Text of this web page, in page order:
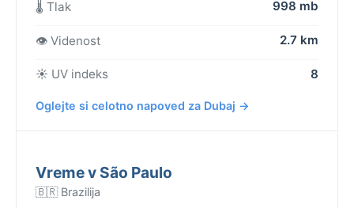
🌡️ Tlak 998 mb
👁️ Videnost 2.7 km
☀️ UV indeks 8
Oglejte si celotno napoved za Dubaj →
Vreme v São Paulo
🇧🇷 Brazilija